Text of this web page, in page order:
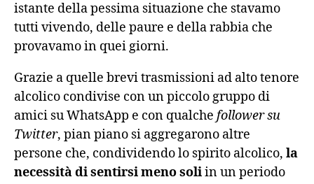
istante della pessima situazione che stavamo
tutti vivendo, delle paure e della rabbia che
provavamo in quei giorni.
Grazie a quelle brevi trasmissioni ad alto tenore
alcolico condivise con un piccolo gruppo di
amici su WhatsApp e con qualche follower su
Twitter, pian piano si aggregarono altre
persone che, condividendo lo spirito alcolico, la
necessità di sentirsi meno soliin un periodo